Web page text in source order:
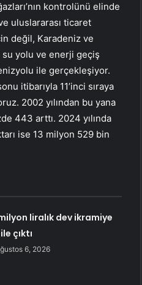
kontrolünü elinde
uluslararası ticaret
değil, Karadeniz ve
yolu ve enerji geçiş
ile gerçekleşiyor.
itibarıyla 11’inci sıraya
2002 yılından bu yana
443 arttı. 2024 yılında
ise 13 milyon 529 bin
liralık dev ikramiye
çıktı
6, 2026